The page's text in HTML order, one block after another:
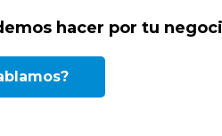
hacer por tu